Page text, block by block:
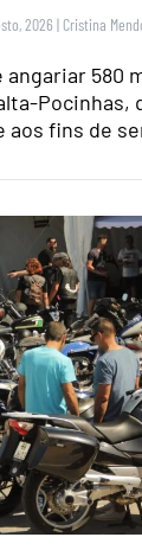
2026 | Cristina
angariar 580
Pocinhas,
aos fins de